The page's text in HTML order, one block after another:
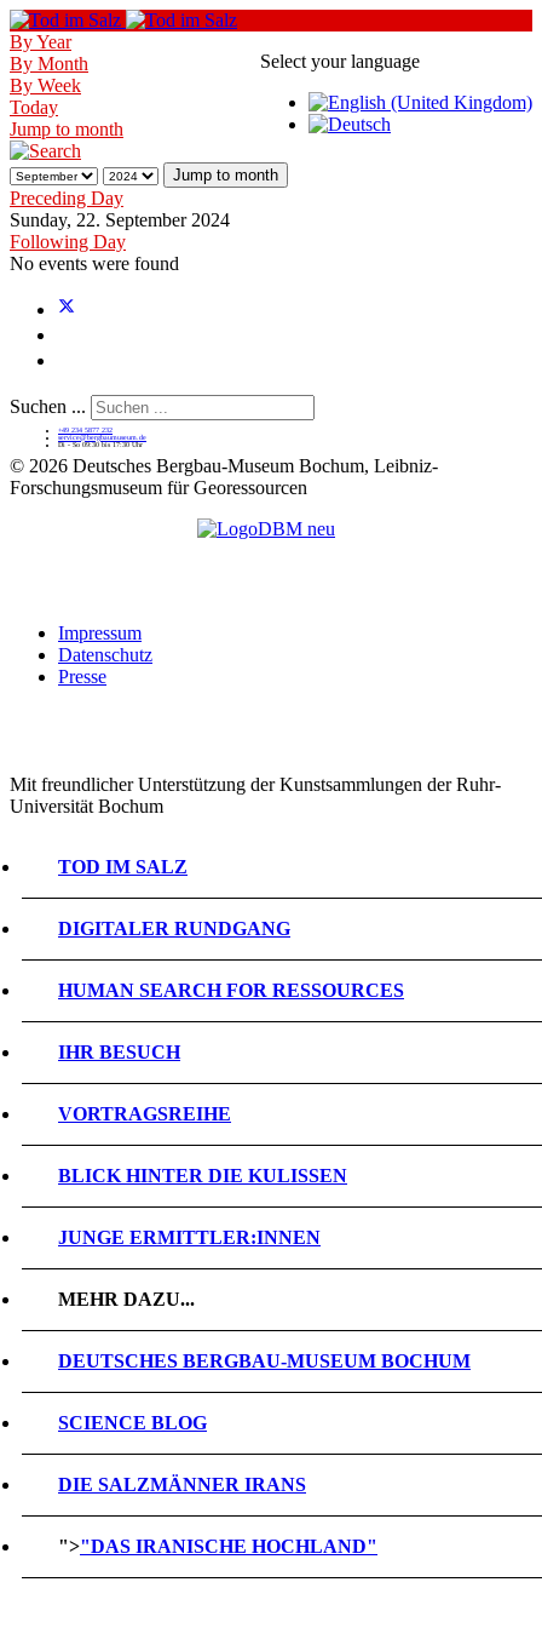
Select your language
By Year
By Month
By Week
Today
Jump to month
Jump to month
Preceding Day
Sunday, 22. September 2024
Following Day
No events were found
Suchen ...
+49 234 5877 232
service@bergbaumuseum.de
Di - So 09:30 bis 17:30 Uhr
© 2026 Deutsches Bergbau-Museum Bochum, Leibniz-
Forschungsmuseum für Georessourcen
Impressum
Datenschutz
Presse
Mit freundlicher Unterstützung der Kunstsammlungen der Ruhr-
Universität Bochum
TOD IM SALZ
DIGITALER RUNDGANG
HUMAN SEARCH FOR RESSOURCES
IHR BESUCH
VORTRAGSREIHE
BLICK HINTER DIE KULISSEN
JUNGE ERMITTLER:INNEN
MEHR DAZU...
DEUTSCHES BERGBAU-MUSEUM BOCHUM
SCIENCE BLOG
DIE SALZMÄNNER IRANS
">"DAS IRANISCHE HOCHLAND"